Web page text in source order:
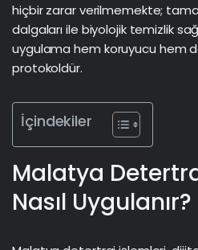
hiçbir zarar verilmemekte;
dalgaları ile biyolojik temizlik
uygulama hem koruyucu hem
protokoldür.
İçindekiler
Malatya
Nasıl Uygulanır?